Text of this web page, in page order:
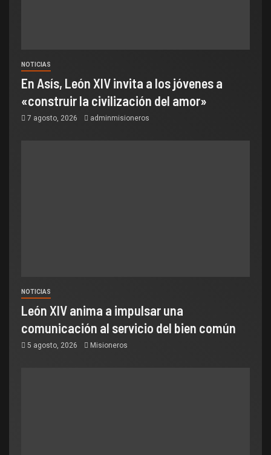
NOTICIAS
En Asís, León XIV invita a los jóvenes a
«construir la civilización del amor»
7 agosto, 2026 adminmisioneros
NOTICIAS
León XIV anima a impulsar una
comunicación al servicio del bien común
5 agosto, 2026 Misioneros